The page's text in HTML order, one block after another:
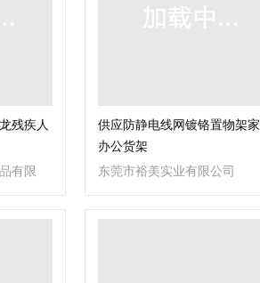
残疾人
有限
供应防静电线网镀铬置物架
办公货架
东莞市裕美实业有限公司